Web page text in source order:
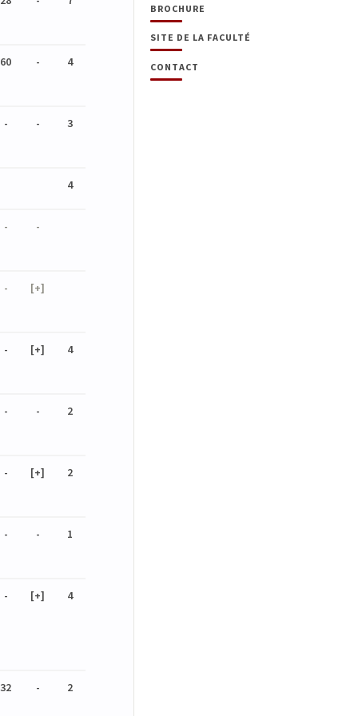
BROCHURE
SITE DE LA FACULTÉ
CONTACT
60 - 4
- - 3
4
- -
- [+]
- [+] 4
- - 2
- [+] 2
- - 1
- [+] 4
32 - 2